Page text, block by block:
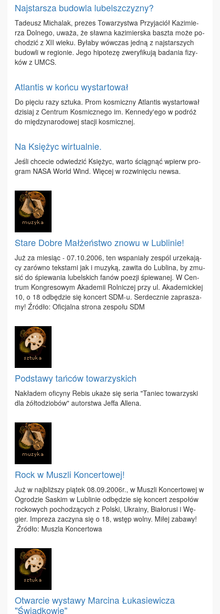
Najstarsza budowla lubelszczyzny?
Ta­de­usz Mi­cha­lak, pre­zes To­wa­rzy­stwa Przy­ja­ciół Ka­zi­mie­
rza Dol­ne­go, uwa­ża, że sław­na ka­zi­mier­ska basz­ta mo­że po­
cho­dzić z XII wie­ku. By­ła­by wów­czas jed­ną z naj­star­szych
bu­dow­li w re­gio­nie. Je­go hi­po­te­zę zwe­ry­fi­ku­ją ba­da­nia fi­zy­
ków z UMCS.
Atlantis w końcu wystartował
Do pię­ciu ra­zy sztu­ka. Prom ko­smicz­ny Atlan­tis wy­star­to­wał
dzi­siaj z Cen­trum Ko­smicz­ne­go im. Ken­ne­dy'ego w po­dróż
do mię­dzy­na­ro­do­wej sta­cji ko­smicz­nej.
Na Księżyc wirtualnie.
Je­śli chce­cie od­wie­dzić Księ­życ, war­to ścią­gnąć wpierw pro­
gram NA­SA World Wind. Wię­cej w roz­wi­nię­ciu new­sa.
Stare Dobre Małżeństwo znowu w Lublinie!
Już za mie­siąc - 07.10.2006, ten wspa­nia­ły ze­spól urze­ka­ją­
cy za­rów­no tek­sta­mi jak i mu­zy­ką, za­wi­ta do Lu­bli­na, by zmu­
sić do śpie­wa­nia lu­bel­skich fa­nów po­ezji śpie­wa­nej. W Cen­
trum Kon­gre­so­wym Aka­de­mii Rol­ni­czej przy ul. Aka­de­mic­kiej
10, o 18 od­bę­dzie się kon­cert SDM-u. Ser­decz­nie za­pra­sza­
my! Źró­dło: Ofi­cjal­na stro­na ze­spo­łu SDM
Podstawy tańców towarzyskich
Na­kła­dem ofi­cy­ny Re­bis uka­że się se­ria "Ta­niec to­wa­rzy­ski
dla żół­to­dzio­bów" au­tor­stwa Jef­fa Al­le­na.
Rock w Muszli Koncertowej!
Już w naj­bliż­szy pią­tek 08.09.2006r., w Musz­li Kon­cer­to­wej w
Ogro­dzie Sa­skim w Lu­bli­nie od­bę­dzie się kon­cert ze­spo­łów
roc­ko­wych po­cho­dzą­cych z Pol­ski, Ukra­iny, Bia­ło­ru­si i Wę­
gier. Im­pre­za za­czy­na się o 18, wstęp wol­ny. Mi­łej za­ba­wy!
Źró­dło: Musz­la Kon­cer­to­wa
Otwarcie wystawy Marcina Łukasiewicza
"Świadkowie"